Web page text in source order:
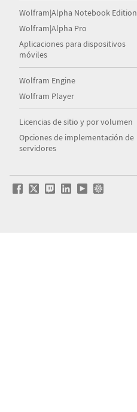
Wolfram|Alpha Notebook Edition
Wolfram|Alpha Pro
Aplicaciones para dispositivos
móviles
Wolfram Engine
Wolfram Player
Licencias de sitio y por volumen
Opciones de implementación de
servidores